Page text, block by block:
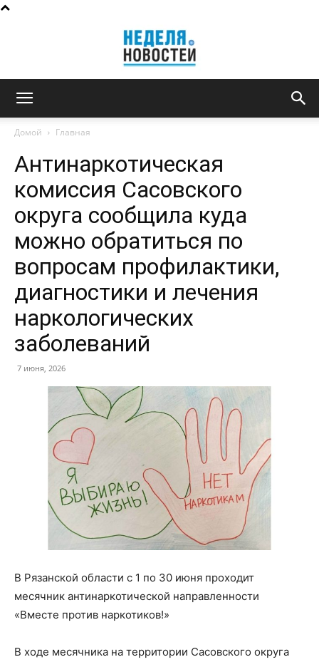
новостей
Домой Главная
Антинаркотическая
комиссия Сасовского
округа сообщила куда
можно обратиться по
вопросам профилактики,
диагностики и лечения
наркологических
заболеваний
7 июня, 2026
В Рязанской области с 1 по 30 июня проходит
месячник антинаркотической направленности
«Вместе против наркотиков!»
В ходе месячника на территории Сасовского округа